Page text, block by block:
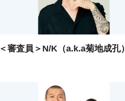
＜審査員＞N/K（a.k.a菊地成孔）